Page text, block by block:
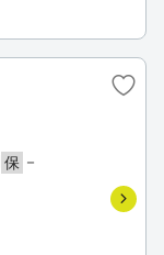
保 －